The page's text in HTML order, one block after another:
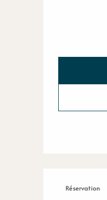
Réservation